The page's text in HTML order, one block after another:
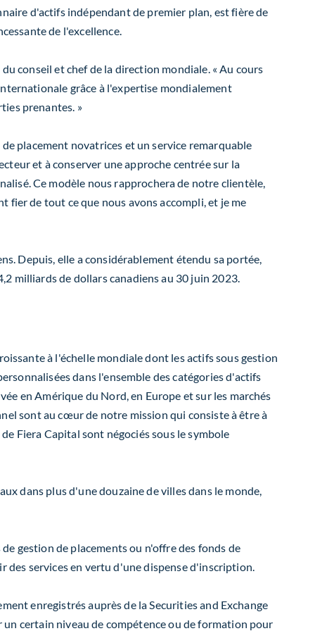
d'actifs indépendant de premier plan, est fière de
de l'excellence.
conseil et chef de la direction mondiale. « Au cours
grâce à l'expertise mondialement
prenantes. »
placement novatrices et un service remarquable
et à conserver une approche centrée sur la
Ce modèle nous rapprochera de notre clientèle,
de tout ce que nous avons accompli, et je me
Depuis, elle a considérablement étendu sa portée,
milliards de dollars canadiens au 30 juin 2023.
à l'échelle mondiale dont les actifs sous gestion
dans l'ensemble des catégories d'actifs
en Amérique du Nord, en Europe et sur les marchés
sont au cœur de notre mission qui consiste à être à
Fiera Capital sont négociés sous le symbole
dans plus d'une douzaine de villes dans le monde,
gestion de placements ou n'offre des fonds de
des services en vertu d'une dispense d'inscription.
enregistrés auprès de la Securities and Exchange
certain niveau de compétence ou de formation pour